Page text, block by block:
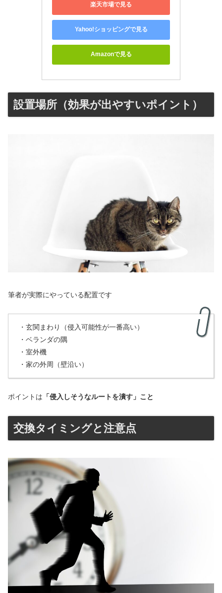
楽天市場で見る
Yahoo!ショッピングで見る
Amazonで見る
設置場所（効果が出やすいポイント）
筆者が実際にやっている配置です
・玄関まわり（侵入可能性が一番高い）
・ベランダの隅
・室外機
・家の外周（壁沿い）
ポイントは 「侵入しそうなルートを潰す」こと
交換タイミングと注意点